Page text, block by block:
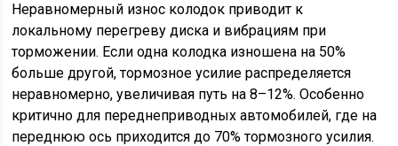
Неравномерный износ колодок приводит к
локальному перегреву диска и вибрациям при
торможении. Если одна колодка изношена на 50%
больше другой, тормозное усилие распределяется
неравномерно, увеличивая путь на 8–12%. Особенно
критично для переднеприводных автомобилей, где на
переднюю ось приходится до 70% тормозного усилия.